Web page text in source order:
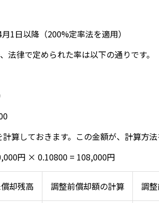
1日以降（200%定率法を適用）
法律で定められた率は以下の通りです。
計算しておきます。この金額が、計算方
円 × 0.10800 = 108,000円
却残高 調整前償却額の計算 調